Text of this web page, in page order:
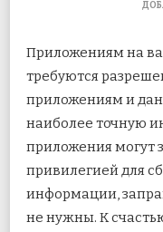
Приложениям на
требуются
приложениям и
наиболее точную
приложения могут
привилегией для
информации,
не нужны. К